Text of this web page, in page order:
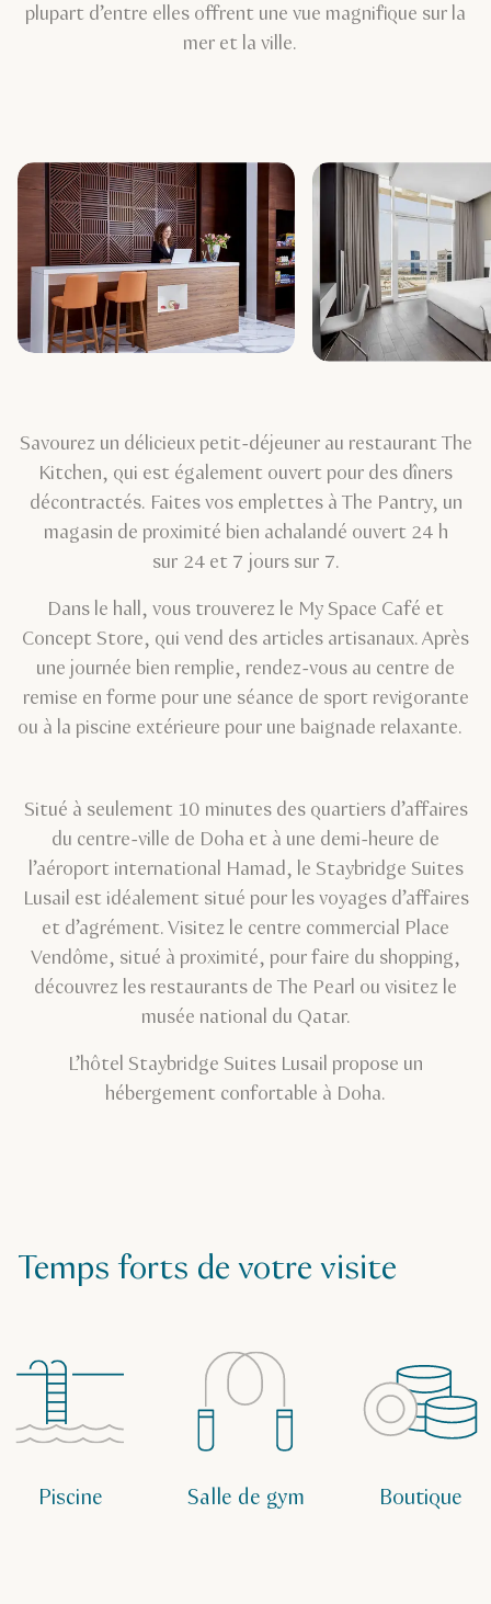
plupart d’entre elles offrent une vue magnifique sur la
mer et la ville.
Savourez un délicieux petit-déjeuner au restaurant The
Kitchen, qui est également ouvert pour des dîners
décontractés. Faites vos emplettes à The Pantry, un
magasin de proximité bien achalandé ouvert 24 h
sur 24 et 7 jours sur 7.
Dans le hall, vous trouverez le My Space Café et
Concept Store, qui vend des articles artisanaux. Après
une journée bien remplie, rendez-vous au centre de
remise en forme pour une séance de sport revigorante
ou à la piscine extérieure pour une baignade relaxante.
Situé à seulement 10 minutes des quartiers d’affaires
du centre-ville de Doha et à une demi-heure de
l’aéroport international Hamad, le Staybridge Suites
Lusail est idéalement situé pour les voyages d’affaires
et d’agrément. Visitez le centre commercial Place
Vendôme, situé à proximité, pour faire du shopping,
découvrez les restaurants de The Pearl ou visitez le
musée national du Qatar.
L’hôtel Staybridge Suites Lusail propose un
hébergement confortable à Doha.
Temps forts de votre visite
Piscine Salle de gym Boutique